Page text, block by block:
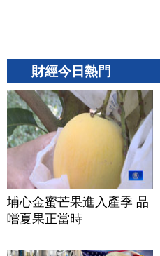
財經今日熱門
埔心金蜜芒果進入產季 品
嚐夏果正當時